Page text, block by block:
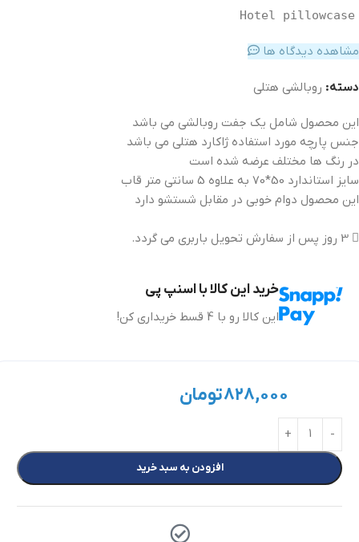
Hotel pillowcase
مشاهده دیدگاه ها
دسته: روبالشی هتلی
این محصول شامل یک جفت روبالشی می باشد
جنس پارچه مورد استفاده ژاکارد هتلی می باشد
در رنگ ها مختلف عرضه شده است
سایز استاندارد 50*70 به علاوه 5 سانتی متر قاب
این محصول دوام خوبی در مقابل شستشو دارد
خرید این کالا با اسنپ پی
این کالا رو با 4 قسط خریداری کن!
۸۲۸,۰۰۰تومان
افزودن به سبد خرید